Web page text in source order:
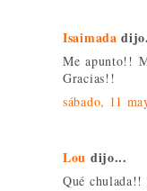
Isaimada
Me apunto!!
Gracias!!
sábado, 11
Lou dijo...
Qué chulada!!